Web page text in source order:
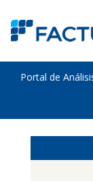
Portal de